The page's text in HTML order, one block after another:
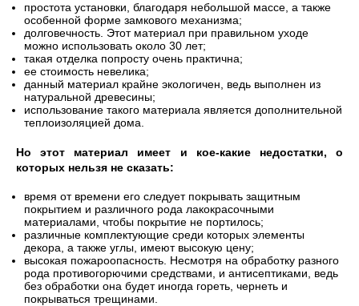
простота установки, благодаря небольшой массе, а также
особенной форме замкового механизма;
долговечность. Этот материал при правильном уходе
можно использовать около 30 лет;
такая отделка попросту очень практична;
ее стоимость невелика;
данный материал крайне экологичен, ведь выполнен из
натуральной древесины;
использование такого материала является дополнительной
теплоизоляцией дома.
Но этот материал имеет и кое-какие недостатки, о
которых нельзя не сказать:
время от времени его следует покрывать защитным
покрытием и различного рода лакокрасочными
материалами, чтобы покрытие не портилось;
различные комплектующие среди которых элементы
декора, а также углы, имеют высокую цену;
высокая пожароопасность. Несмотря на обработку разного
рода противогорючими средствами, и антисептиками, ведь
без обработки она будет иногда гореть, чернеть и
покрываться трещинами.